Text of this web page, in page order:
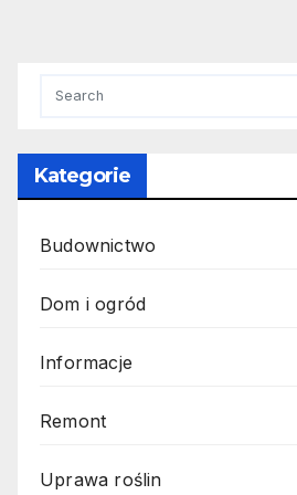
Kategorie
Budownictwo
Dom i ogród
Informacje
Remont
Uprawa roślin